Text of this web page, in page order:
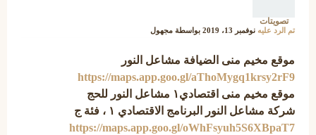
تصويتات
تم الرد عليه نوفمبر 13، 2019 بواسطة مجهول
موقع مخيم منى الضيافة مشاعل النور
https://maps.app.goo.gl/aThoMygq1krsy2rF9
موقع مخيم منى اقتصادي١ مشاعل النور للحج
شركة مشاعل النور البرنامج الاقتصادي ١ ، فئة ج
https://maps.app.goo.gl/oWhFsyuh5S6XBpaT7